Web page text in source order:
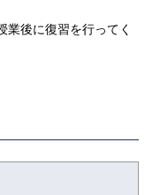
業後に復習を行ってく